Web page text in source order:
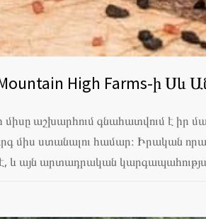
High Farms-ի Սև
միսը աշխարհում գնահատվում է իր
միս ստանալու համար։ Իրական
է, և այն արտադրական